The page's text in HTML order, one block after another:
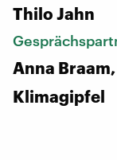
Thilo Jahn
Anna
Klimagipfel